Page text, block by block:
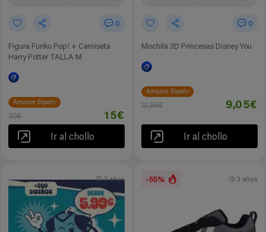
0
Figura Funko Pop! + Camiseta
Harry Potter TALLA M
Amazon España
30€ 15€
Ir al chollo
0
Mochila 3D Princesas Disney You
Amazon España
12,95€ 9,05€
Ir al chollo
3 años -55% 3 años